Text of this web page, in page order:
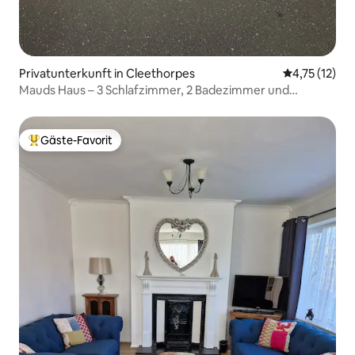
Privatunterkunft in Cleethorpes
4,75 (12)
Mauds Haus – 3 Schlafzimmer, 2 Badezimmer und
Beliebter Gäste-Favorit.
Gäste-Favorit